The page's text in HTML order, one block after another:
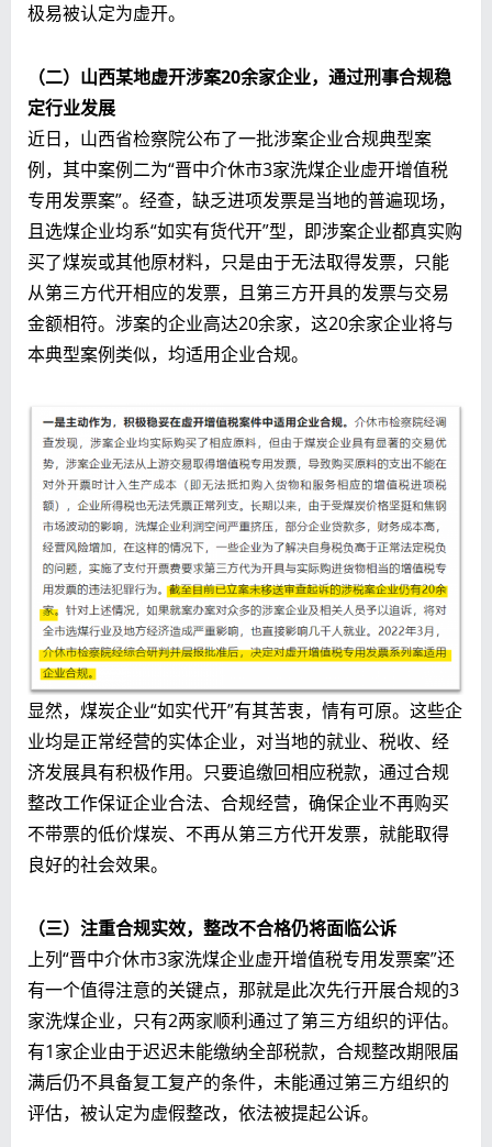
极易被认定为虚开。
（二）山西某地虚开涉案20余家企业，通过刑事合规稳
定行业发展
近日，山西省检察院公布了一批涉案企业合规典型案
例，其中案例二为“晋中介休市3家洗煤企业虚开增值税
专用发票案”。经查，缺乏进项发票是当地的普遍现场，
且选煤企业均系“如实有货代开”型，即涉案企业都真实购
买了煤炭或其他原材料，只是由于无法取得发票，只能
从第三方代开相应的发票，且第三方开具的发票与交易
金额相符。涉案的企业高达20余家，这20余家企业将与
本典型案例类似，均适用企业合规。
显然，煤炭企业“如实代开”有其苦衷，情有可原。这些企
业均是正常经营的实体企业，对当地的就业、税收、经
济发展具有积极作用。只要追缴回相应税款，通过合规
整改工作保证企业合法、合规经营，确保企业不再购买
不带票的低价煤炭、不再从第三方代开发票，就能取得
良好的社会效果。
（三）注重合规实效，整改不合格仍将面临公诉
上列“晋中介休市3家洗煤企业虚开增值税专用发票案”还
有一个值得注意的关键点，那就是此次先行开展合规的3
家洗煤企业，只有2两家顺利通过了第三方组织的评估。
有1家企业由于迟迟未能缴纳全部税款，合规整改期限届
满后仍不具备复工复产的条件，未能通过第三方组织的
评估，被认定为虚假整改，依法被提起公诉。